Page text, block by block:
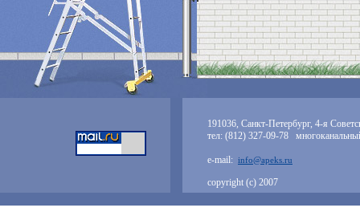
191036, Санкт-Петербург, 4-я
тел: (812) 327-09-78
e-mail: info@apeks.ru
copyright (с) 2007